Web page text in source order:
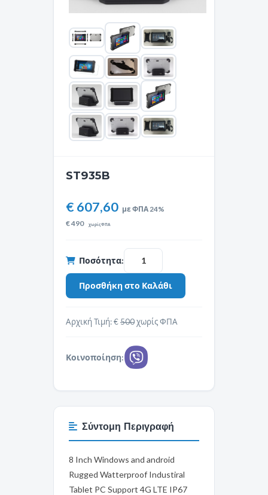
ST935B
€ 607,60 με ΦΠΑ 24%
€490 χωρίς ΦΠΑ
Ποσότητα:
Αρχική Τιμή: €500χωρίς ΦΠΑ
Κοινοποίηση:
Σύντομη Περιγραφή
8 Inch Windows and android
Rugged Watterproof Industiral
Tablet PC Support 4G LTE IP67